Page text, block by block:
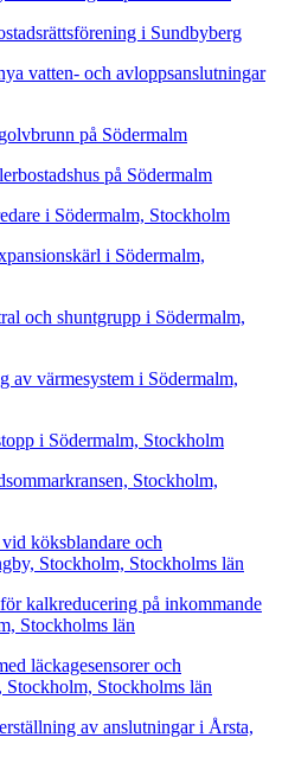
i Sundbyberg
vatten- och avloppsanslutningar
på Södermalm
på Södermalm
i Södermalm, Stockholm
i Södermalm,
och shuntgrupp i Södermalm,
av värmesystem i Södermalm,
i Södermalm, Stockholm
Stockholm,
köksblandare och
Stockholm, Stockholms län
kalkreducering på inkommande
Stockholms län
läckagesensorer och
Stockholms län
av anslutningar i Årsta,